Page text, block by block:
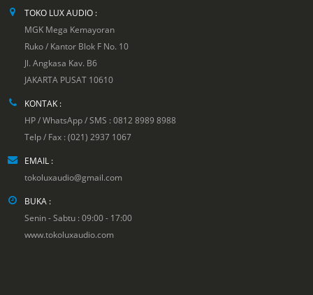
TOKO LUX AUDIO :
MGK Mega Kemayoran
Ruko / Kantor Blok F No. 10
Jl. Angkasa Kav. B6
JAKARTA PUSAT 10610
KONTAK :
HP / WhatsApp / SMS : 0812 8989 8988
Telp / Fax : (021) 2937 1067
EMAIL :
tokoluxaudio@gmail.com
BUKA :
Senin - Sabtu : 09:00 - 17:00
www.tokoluxaudio.com